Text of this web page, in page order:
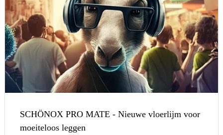
SCHÖNOX PRO MATE - Nieuwe vloerlijm voor
moeiteloos leggen